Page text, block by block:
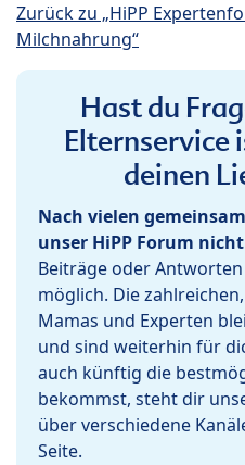
Zurück zu „HiPP
Milchnahrung“
Hast du
Elternservice
deinen
Nach vielen
unser HiPP Forum
Beiträge oder
möglich. Die
Mamas und Experten
und sind weiterhin für
auch künftig die
bekommst, steht dir
über verschiedene
Seite.